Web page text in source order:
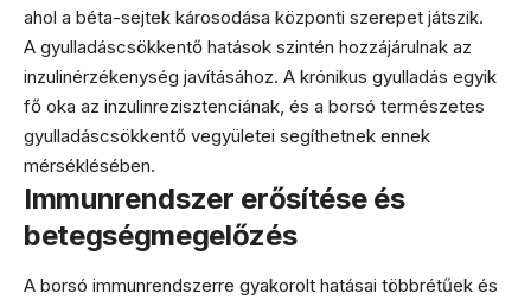
ahol a béta-sejtek károsodása központi szerepet játszik.
A gyulladáscsökkentő hatások szintén hozzájárulnak az
inzulinérzékenység javításához. A krónikus gyulladás egyik
fő oka az inzulinrezisztenciának, és a borsó természetes
gyulladáscsökkentő vegyületei segíthetnek ennek
mérséklésében.
Immunrendszer erősítése és
betegségmegelőzés
A borsó immunrendszerre gyakorolt hatásai többrétűek és